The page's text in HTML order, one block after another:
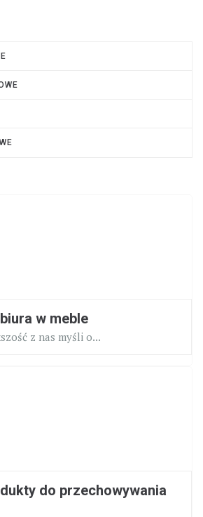
w meble
z nas myśli o...
do przechowywania